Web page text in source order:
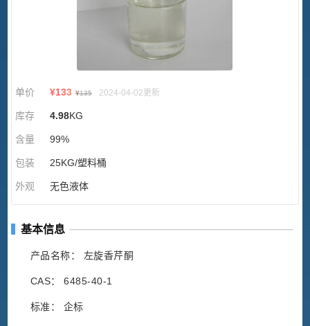
单价 ¥133 ¥135 2024-04-02更新
库存 4.98KG
含量 99%
包装 25KG/塑料桶
外观 无色液体
基本信息
产品名称： 左旋香芹酮
CAS： 6485-40-1
标准： 企标